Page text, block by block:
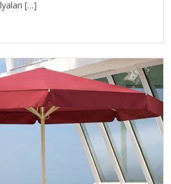
[…]